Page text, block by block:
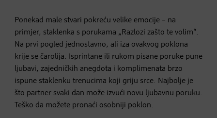
Ponekad male stvari pokreću velike emocije – na
primjer, staklenka s porukama „Razlozi zašto te volim“.
Na prvi pogled jednostavno, ali iza ovakvog poklona
krije se čarolija. Isprintane ili rukom pisane poruke pune
ljubavi, zajedničkih anegdota i komplimenata brzo
ispune staklenku trenucima koji griju srce. Najbolje je
što partner svaki dan može izvući novu ljubavnu poruku.
Teško da možete pronaći osobniji poklon.